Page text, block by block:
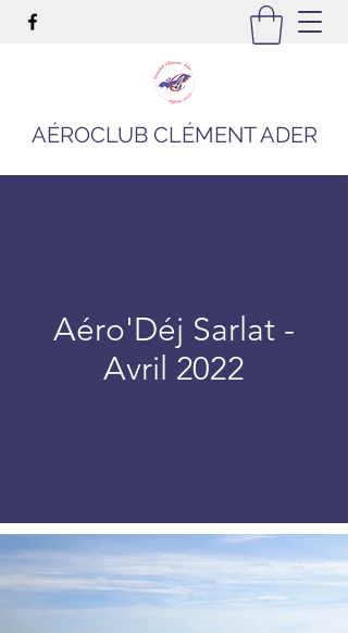
AÉROCLUB CLÉMENT ADER
Aéro'Déj Sarlat -
Avril 2022